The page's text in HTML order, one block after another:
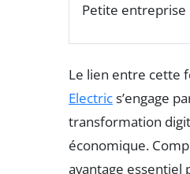
Petite entreprise
Le lien entre cette
Electrics’engage
transformation
économique.
avantage essentiel